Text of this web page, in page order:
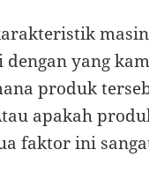
yang
produk
apakah
faktor ini